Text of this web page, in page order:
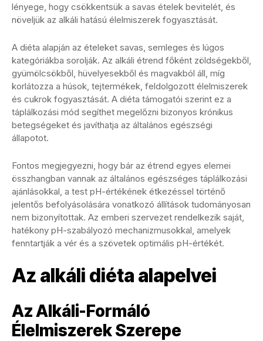
lényege, hogy csökkentsük a savas ételek bevitelét, és
növeljük az alkáli hatású élelmiszerek fogyasztását.
A diéta alapján az ételeket savas, semleges és lúgos
kategóriákba sorolják. Az alkáli étrend főként zöldségekből,
gyümölcsökből, hüvelyesekből és magvakból áll, míg
korlátozza a húsok, tejtermékek, feldolgozott élelmiszerek
és cukrok fogyasztását. A diéta támogatói szerint ez a
táplálkozási mód segíthet megelőzni bizonyos krónikus
betegségeket és javíthatja az általános egészségi
állapotot.
Fontos megjegyezni, hogy bár az étrend egyes elemei
összhangban vannak az általános egészséges táplálkozási
ajánlásokkal, a test pH-értékének étkezéssel történő
jelentős befolyásolására vonatkozó állítások tudományosan
nem bizonyítottak. Az emberi szervezet rendelkezik saját,
hatékony pH-szabályozó mechanizmusokkal, amelyek
fenntartják a vér és a szövetek optimális pH-értékét.
Az alkáli diéta alapelvei
Az Alkáli-Formáló
Élelmiszerek Szerepe